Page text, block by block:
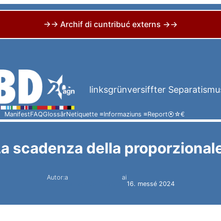
→→ Archif di cuntribuć externs →→
linksgrünversiffter
ManifestFAQGlossârNetiquette ≡Informaziuns ≡Report⦿☆€
scadenza della
Autor:a
ai
16. messé 2024